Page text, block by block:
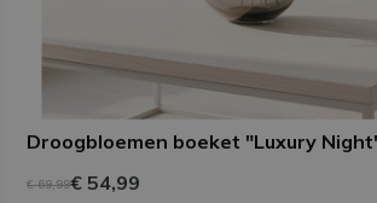
Droogbloemen boeket "Luxury
€ 69,99€ 54,99